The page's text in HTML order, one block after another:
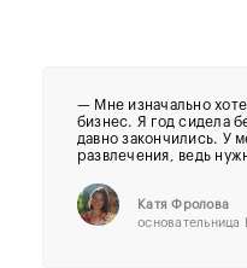
— Мне изначально
бизнес. Я год сидела
давно закончились. У
развлечения, ведь
Катя Фролова